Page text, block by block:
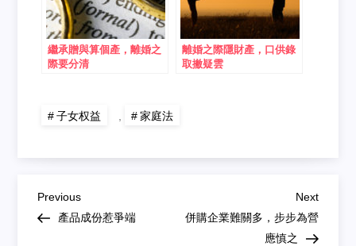
繼承贈與算個產，離婚之
際要分清
離婚之際隱財產，口供錄
取撇疑雲
子女权益 家庭法
Post
Previous
Post
Previous
產品成份惹爭端
Next
Post
Next
併購企業難關多，步步為營
應慎之